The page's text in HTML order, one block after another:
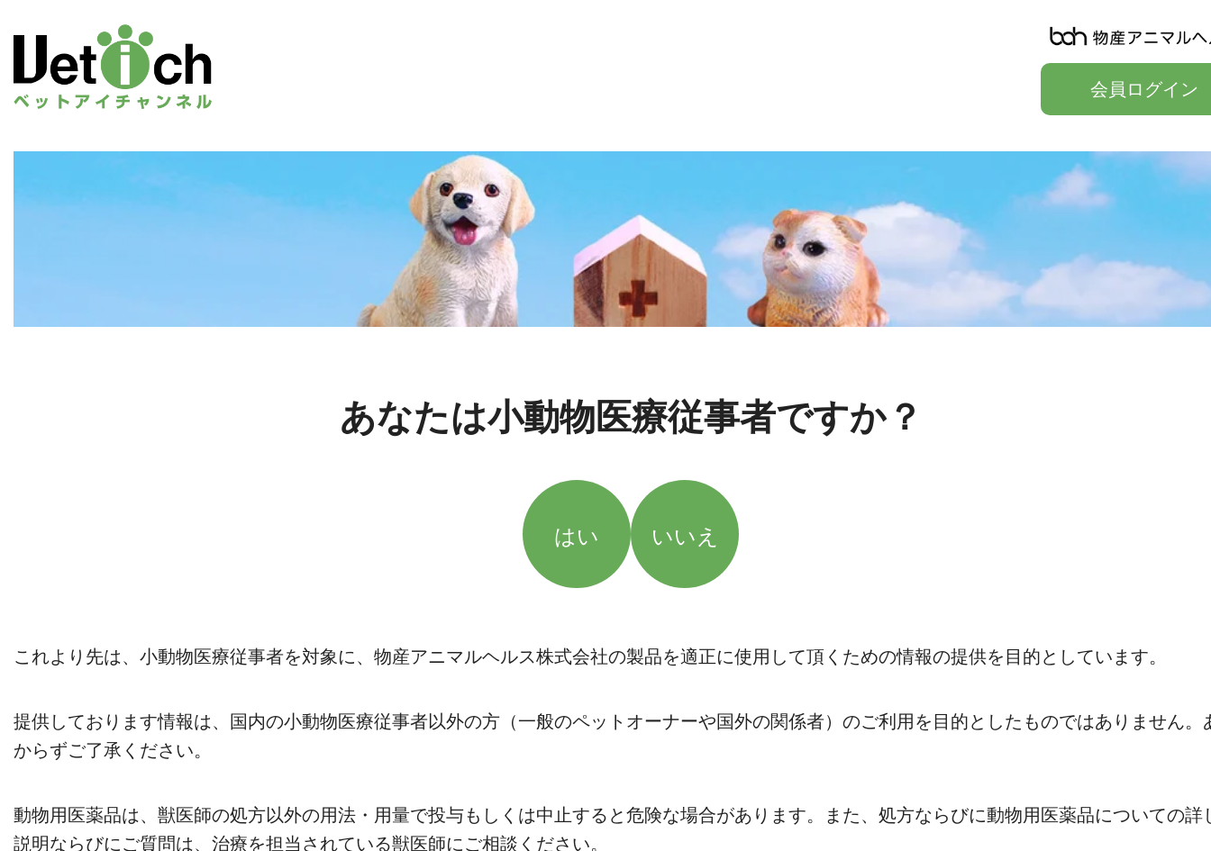
会員ログイン
あなたは小動物医療従事者ですか？
はい いいえ
これより先は、小動物医療従事者を対象に、物産アニマルヘルス株式会社の製品を適正に使用して頂くための情報の提供を目的としています。
提供しております情報は、国内の小動物医療従事者以外の方（一般のペットオーナーや国外の関係者）のご利用を目的としたものではありません。
からずご了承ください。
動物用医薬品は、獣医師の処方以外の用法・用量で投与もしくは中止すると危険な場合があります。また、処方ならびに動物用医薬品についての詳
説明ならびにご質問は、治療を担当されている獣医師にご相談ください。